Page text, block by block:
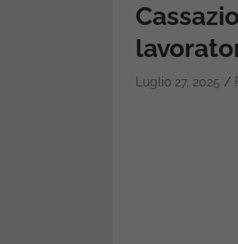
Luglio 27, 2025